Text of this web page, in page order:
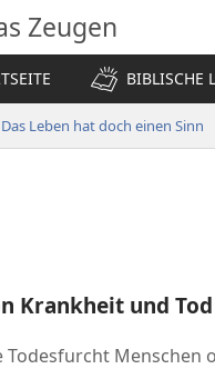
Zeugen
BIBLISCHE
Das Leben hat doch einen Sinn
Krankheit und Tod
Todesfurcht Menschen